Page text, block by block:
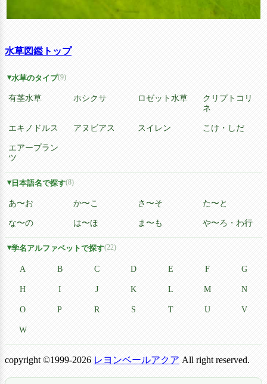
水草図鑑トップ
水草のタイプ(9)
有茎水草 ホシクサ ロゼット水草
クリプトコリ
ネ
エキノドルス アヌビアス スイレン こけ・しだ
エアープラン
ツ
日本語名で探す(8)
あ〜お か〜こ さ〜そ た〜と
な〜の は〜ほ ま〜も や〜ろ・わ行
学名アルファベットで探す(22)
A B C D E F G
H I J K L M N
O P R S T U V
W
copyright ©1999-2026 レヨンベールアクア All right reserved.